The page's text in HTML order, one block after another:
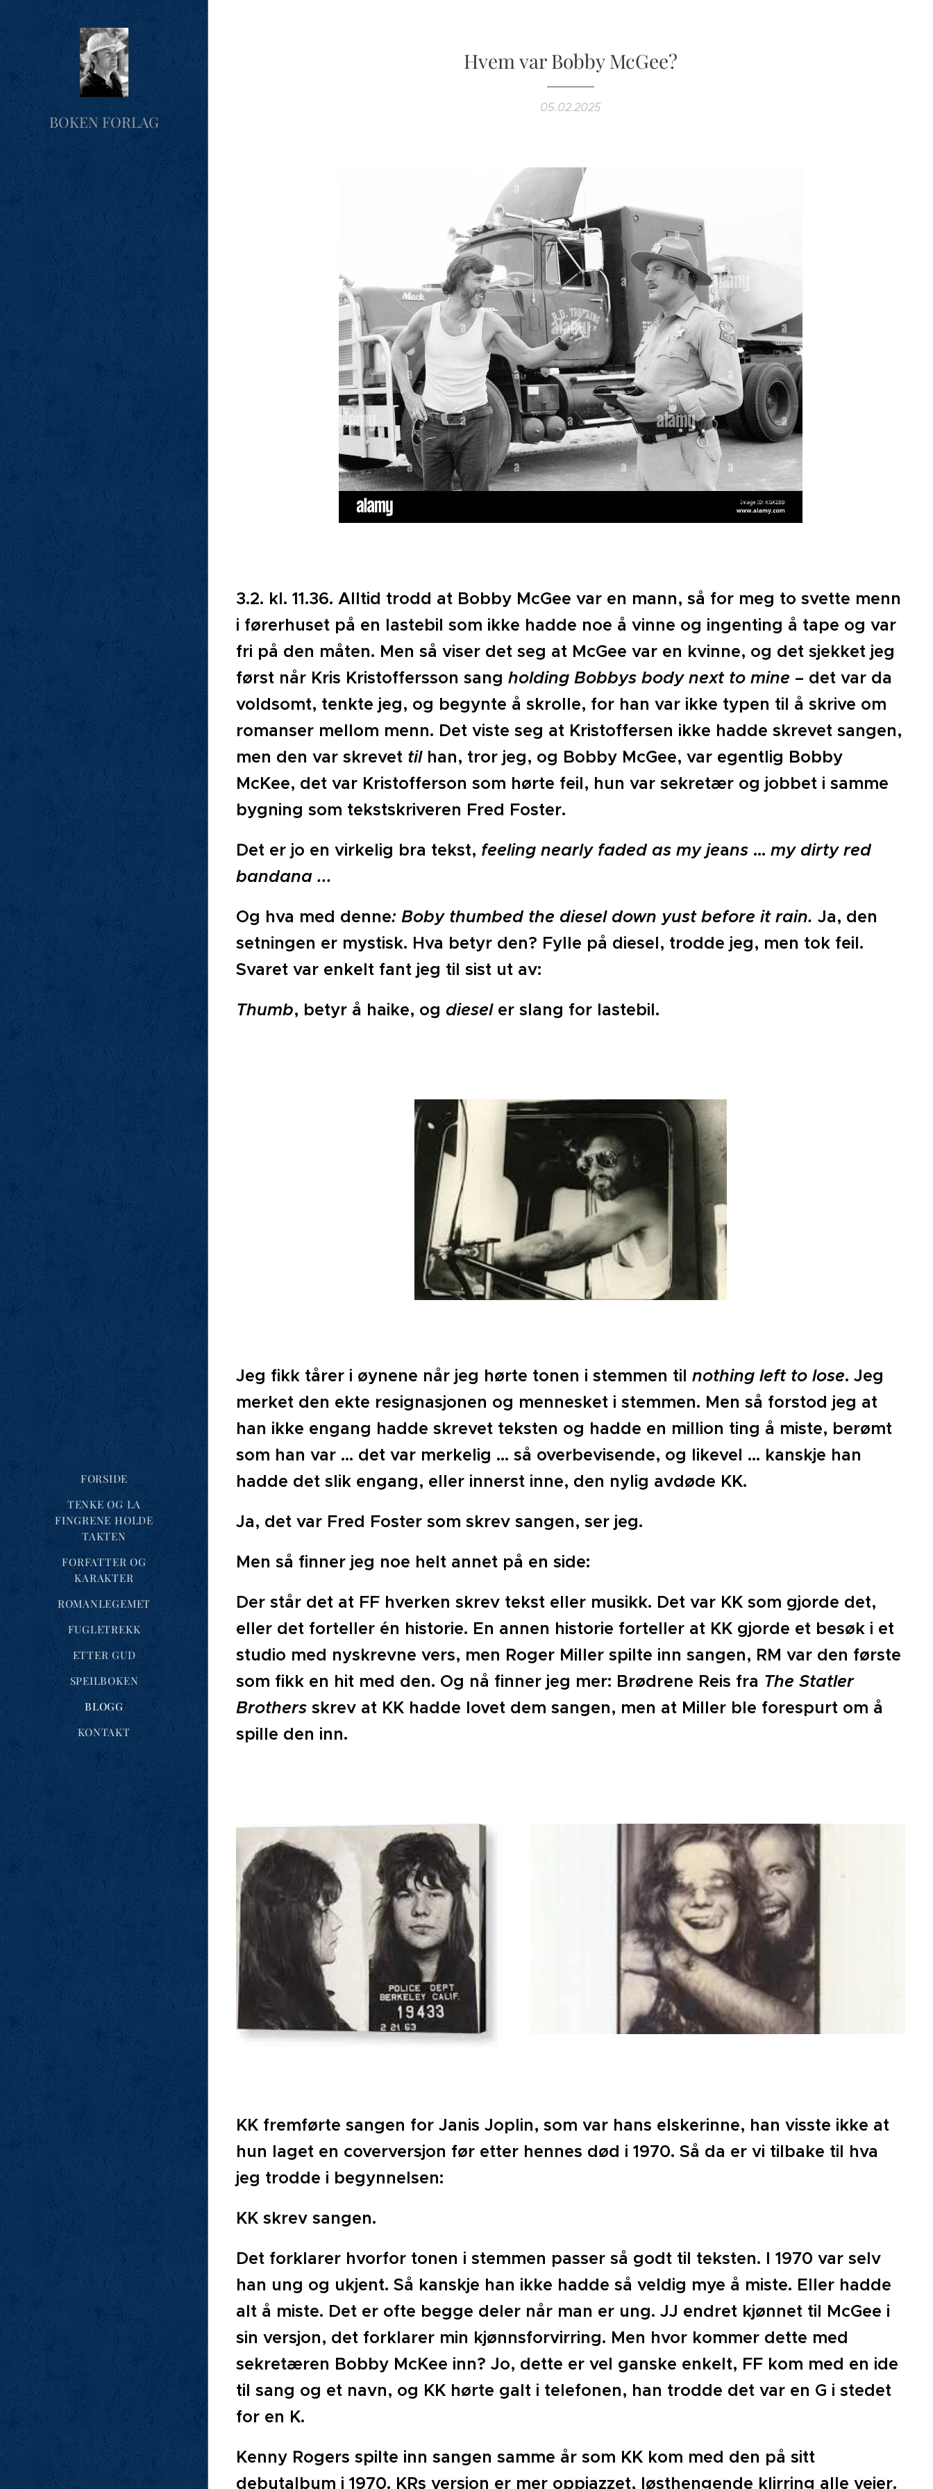
BOKEN FORLAG
FORSIDE
TENKE OG LA
FINGRENE HOLDE
TAKTEN
FORFATTER OG
KARAKTER
ROMANLEGEMET
FUGLETREKK
ETTER GUD
SPEILBOKEN
BLOGG
KONTAKT
Hvem var Bobby McGee?
05.02.2025
3.2. kl. 11.36. Alltid trodd at Bobby McGee var en mann, så for meg to svette menn
i førerhuset på en lastebil som ikke hadde noe å vinne og ingenting å tape og var
fri på den måten. Men så viser det seg at McGee var en kvinne, og det sjekket jeg
først når Kris Kristoffersson sang holding Bobbys body next to mine – det var da
voldsomt, tenkte jeg, og begynte å skrolle, for han var ikke typen til å skrive om
romanser mellom menn. Det viste seg at Kristoffersen ikke hadde skrevet sangen,
men den var skrevet til han, tror jeg, og Bobby McGee, var egentlig Bobby
McKee, det var Kristofferson som hørte feil, hun var sekretær og jobbet i samme
bygning som tekstskriveren Fred Foster.
Det er jo en virkelig bra tekst, feeling nearly faded as my jeans … my dirty red
bandana ...
Og hva med denne: Boby thumbed the diesel down yust before it rain. Ja, den
setningen er mystisk. Hva betyr den? Fylle på diesel, trodde jeg, men tok feil.
Svaret var enkelt fant jeg til sist ut av:
Thumb, betyr å haike, og diesel er slang for lastebil.
Jeg fikk tårer i øynene når jeg hørte tonen i stemmen til nothing left to lose. Jeg
merket den ekte resignasjonen og mennesket i stemmen. Men så forstod jeg at
han ikke engang hadde skrevet teksten og hadde en million ting å miste, berømt
som han var … det var merkelig … så overbevisende, og likevel … kanskje han
hadde det slik engang, eller innerst inne, den nylig avdøde KK.
Ja, det var Fred Foster som skrev sangen, ser jeg.
Men så finner jeg noe helt annet på en side:
Der står det at FF hverken skrev tekst eller musikk. Det var KK som gjorde det,
eller det forteller én historie. En annen historie forteller at KK gjorde et besøk i et
studio med nyskrevne vers, men Roger Miller spilte inn sangen, RM var den første
som fikk en hit med den. Og nå finner jeg mer: Brødrene Reis fra The Statler
Brothers skrev at KK hadde lovet dem sangen, men at Miller ble forespurt om å
spille den inn.
KK fremførte sangen for Janis Joplin, som var hans elskerinne, han visste ikke at
hun laget en coverversjon før etter hennes død i 1970. Så da er vi tilbake til hva
jeg trodde i begynnelsen:
KK skrev sangen.
Det forklarer hvorfor tonen i stemmen passer så godt til teksten. I 1970 var selv
han ung og ukjent. Så kanskje han ikke hadde så veldig mye å miste. Eller hadde
alt å miste. Det er ofte begge deler når man er ung. JJ endret kjønnet til McGee i
sin versjon, det forklarer min kjønnsforvirring. Men hvor kommer dette med
sekretæren Bobby McKee inn? Jo, dette er vel ganske enkelt, FF kom med en ide
til sang og et navn, og KK hørte galt i telefonen, han trodde det var en G i stedet
for en K.
Kenny Rogers spilte inn sangen samme år som KK kom med den på sitt
debutalbum i 1970. KRs versjon er mer oppjazzet, løsthengende klirring alle veier.